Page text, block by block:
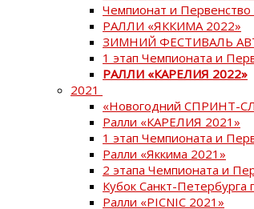
Чемпионат и
РАЛЛИ «ЯККИМА 2022»
ЗИМНИЙ ФЕСТИВАЛЬ
1 этап Чемпионата и
РАЛЛИ «КАРЕЛИЯ 2022»
2021
«Новогодний СПРИНТ-
Ралли «КАРЕЛИЯ 2021»
1 этап Чемпионата и
Ралли «Яккима 2021»
2 этапа Чемпионата и
Кубок Санкт-Петербурга
Ралли «PICNIC 2021»